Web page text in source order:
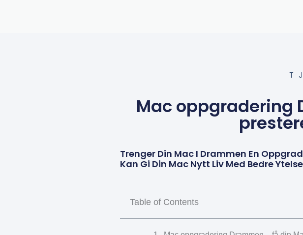
Mac oppgradering
Trenger Din Mac I Drammen En
Kan Gi Din Mac Nytt Liv Med Bedre
Table of Contents